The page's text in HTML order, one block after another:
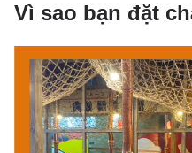
Vì sao bạn đặt